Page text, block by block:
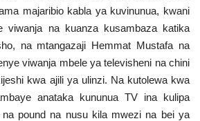
español
majaribio kabla ya kuvinunua, kwani
viwanja na kuanza kusambaza katika
na mtangazaji Hemmat Mustafa na
viwanja mbele ya televisheni na chini
kwa ajili ya ulinzi. Na kutolewa kwa
anataka kununua TV ina kulipa
na pound na nusu kila mwezi na bei ya